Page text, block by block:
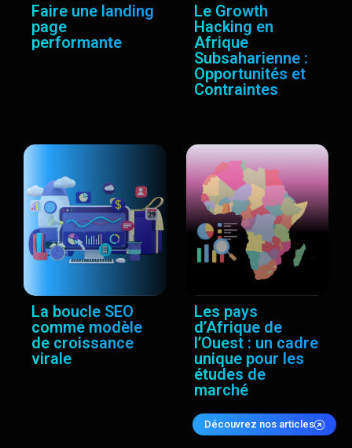
Faire une landing
page
performante
Le Growth
Hacking en
Afrique
Subsaharienne :
Opportunités et
Contraintes
La boucle SEO
comme modèle
de croissance
virale
Les pays
d’Afrique de
l’Ouest : un cadre
unique pour les
études de
marché
Découvrez nos articles